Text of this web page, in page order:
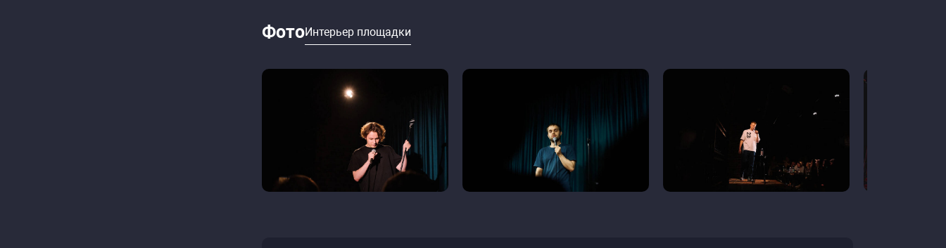
ФотоИнтерьер площадки